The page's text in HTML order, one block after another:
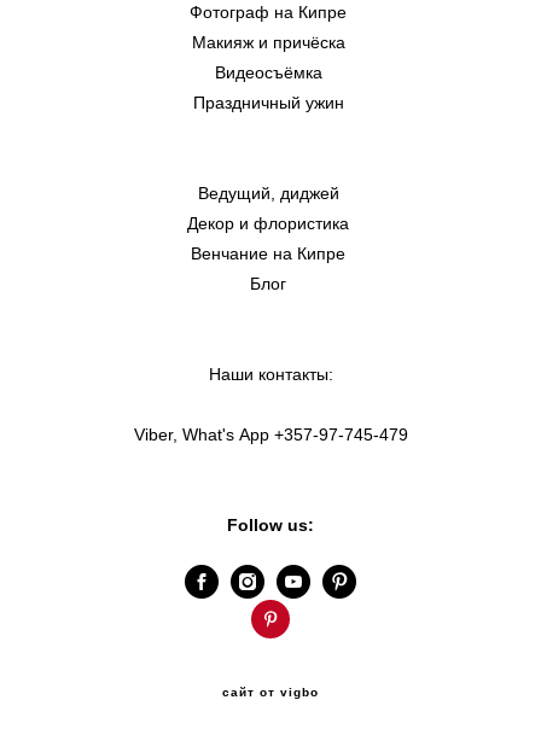
Фотограф на Кипре
Макияж и причёска
Видеосъёмка
Праздничный ужин
Ведущий, диджей
Декор и флористика
Венчание на Кипре
Блог
Наши контакты:
Viber, What's App +357-97-745-479
Follow us:
сайт от vigbo